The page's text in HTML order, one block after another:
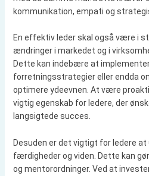
kommunikation, empati og
En effektiv leder skal også være i
ændringer i markedet og i
Dette kan indebære at
forretningsstrategier eller endda
optimere ydeevnen. At være
vigtig egenskab for ledere, der
langsigtede succes.
Desuden er det vigtigt for ledere at
færdigheder og viden. Dette kan
og mentorordninger. Ved at